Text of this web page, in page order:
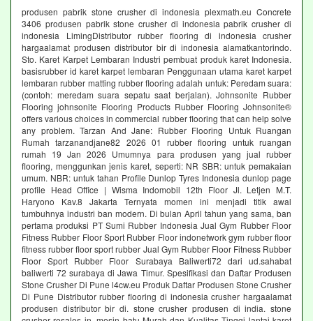
produsen pabrik stone crusher di indonesia plexmath.eu Concrete
3406 produsen pabrik stone crusher di indonesia pabrik crusher di
indonesia LimingDistributor rubber flooring di indonesia crusher
hargaalamat produsen distributor bir di indonesia alamatkantorindo.
Sto. Karet Karpet Lembaran Industri pembuat produk karet Indonesia.
basisrubber id karet karpet lembaran Penggunaan utama karet karpet
lembaran rubber matting rubber flooring adalah untuk: Peredam suara:
(contoh: meredam suara sepatu saat berjalan). Johnsonite Rubber
Flooring johnsonite Flooring Products Rubber Flooring Johnsonite®
offers various choices in commercial rubber flooring that can help solve
any problem. Tarzan And Jane: Rubber Flooring Untuk Ruangan
Rumah tarzanandjane82 2026 01 rubber flooring untuk ruangan
rumah 19 Jan 2026 Umumnya para produsen yang jual rubber
flooring, menggunkan jenis karet, seperti: NR SBR: untuk pemakaian
umum. NBR: untuk tahan Profile Dunlop Tyres Indonesia dunlop page
profile Head Office | Wisma Indomobil 12th Floor Jl. Letjen M.T.
Haryono Kav.8 Jakarta Ternyata momen ini menjadi titik awal
tumbuhnya industri ban modern. Di bulan April tahun yang sama, ban
pertama produksi PT Sumi Rubber Indonesia Jual Gym Rubber Floor
Fitness Rubber Floor Sport Rubber Floor indonetwork gym rubber floor
fitness rubber floor sport rubber Jual Gym Rubber Floor Fitness Rubber
Floor Sport Rubber Floor Surabaya Baliwerti72 dari ud.sahabat
baliwerti 72 surabaya di Jawa Timur. Spesifikasi dan Daftar Produsen
Stone Crusher Di Pune l4cw.eu Produk Daftar Produsen Stone Crusher
Di Pune Distributor rubber flooring di indonesia crusher hargaalamat
produsen distributor bir di. stone crusher produsen di india. stone